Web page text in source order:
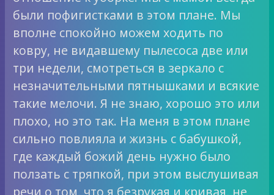
были пофигистками в этом плане. Мы
вполне спокойно можем ходить по
ковру, не видавшему пылесоса две или
три недели, смотреться в зеркало с
незначительными пятнышками и всякие
такие мелочи. Я не знаю, хорошо это или
плохо, но это так. На меня в этом плане
сильно повлияла и жизнь с бабушкой,
где каждый божий день нужно было
ползать с тряпкой, при этом выслушивая